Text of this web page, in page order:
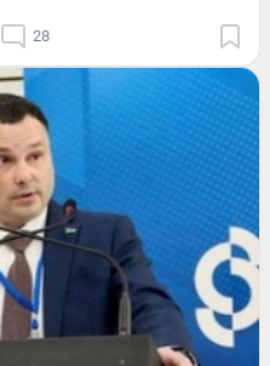
28